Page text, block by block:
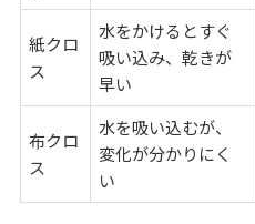
紙クロ
ス
水をかけるとすぐ
吸い込み、乾きが
早い
布クロ
ス
水を吸い込むが、
変化が分かりにく
い